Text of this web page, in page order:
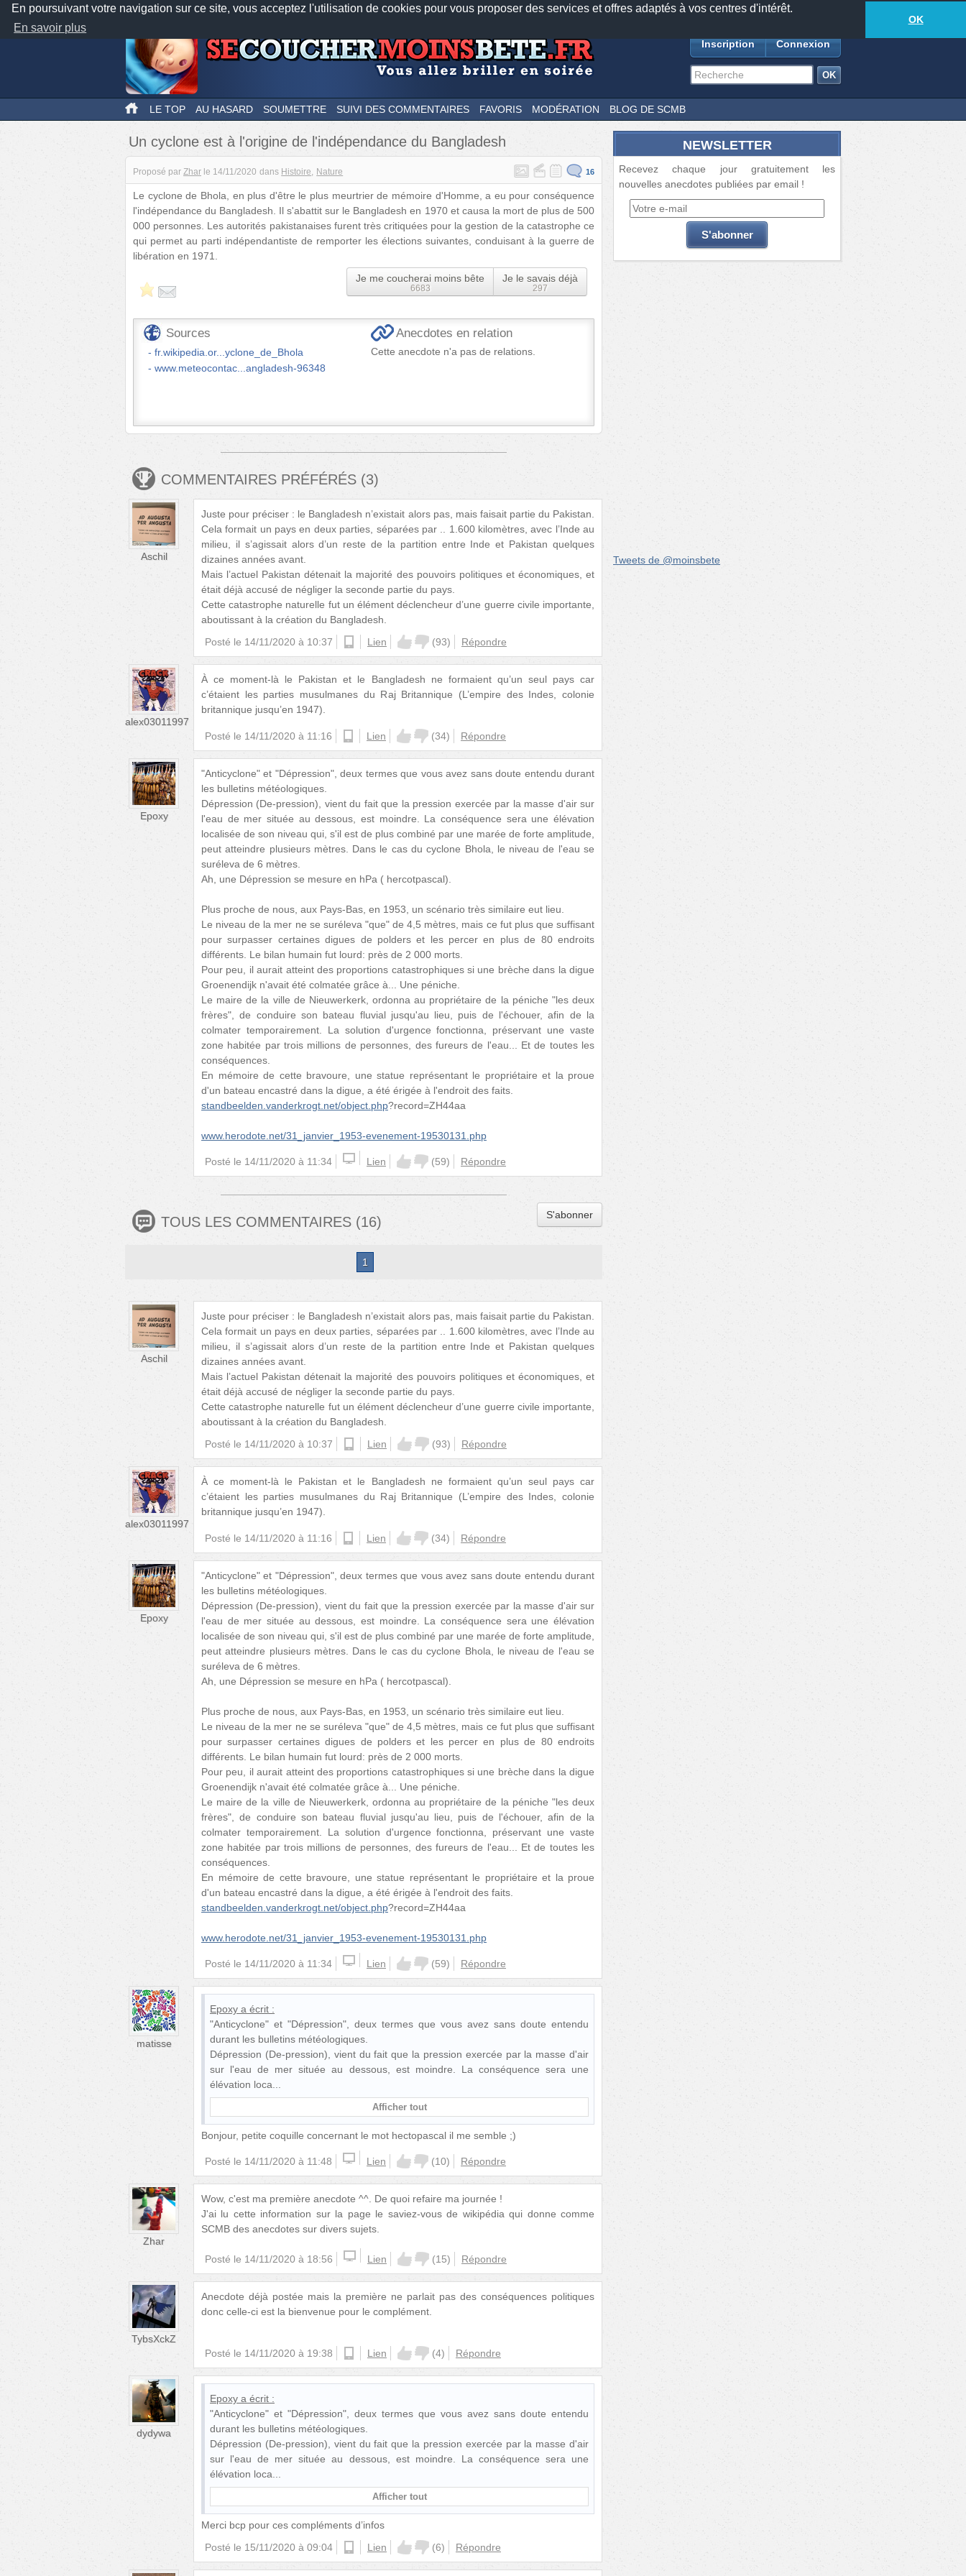
En poursuivant votre navigation sur ce site, vous acceptez l'utilisation de cookies pour vous proposer des services et offres adaptés à vos centres d'intérêt.
En savoir plus
OK
Nos applications mobiles Newsletter Facebook
TwitterFeeds18877anecdotes-392lecteurs connectés
Inscription Connexion
LE TOP AU HASARD SOUMETTRE SUIVI DES COMMENTAIRES FAVORIS MODÉRATION BLOG DE SCMB
Un cyclone est à l'origine de l'indépendance du Bangladesh
Proposé par Zhar le 14/11/2020 dans Histoire Nature 16
Le cyclone de Bhola, en plus d'être le plus meurtrier de mémoire d'Homme, a eu pour conséquence
l'indépendance du Bangladesh. Il s'abattit sur le Bangladesh en 1970 et causa la mort de plus de 500
000 personnes. Les autorités pakistanaises furent très critiquées pour la gestion de la catastrophe ce
qui permet au parti indépendantiste de remporter les élections suivantes, conduisant à la guerre de
libération en 1971.
Je me coucherai moins bête
6683
Je le savais déjà
297
Sources
fr.wikipedia.or...yclone_de_Bhola
www.meteocontac...angladesh-96348
Anecdotes en relation
Cette anecdote n'a pas de relations.
COMMENTAIRES PRÉFÉRÉS (3)
Aschil
Juste pour préciser : le Bangladesh n’existait alors pas, mais faisait partie du Pakistan.
Cela formait un pays en deux parties, séparées par .. 1.600 kilomètres, avec l’Inde au
milieu, il s’agissait alors d’un reste de la partition entre Inde et Pakistan quelques
dizaines années avant.
Mais l’actuel Pakistan détenait la majorité des pouvoirs politiques et économiques, et
était déjà accusé de négliger la seconde partie du pays.
Cette catastrophe naturelle fut un élément déclencheur d’une guerre civile importante,
aboutissant à la création du Bangladesh.
Posté le 14/11/2020 à 10:37 Lien (93) Répondre
alex03011997
À ce moment-là le Pakistan et le Bangladesh ne formaient qu’un seul pays car
c’étaient les parties musulmanes du Raj Britannique (L’empire des Indes, colonie
britannique jusqu’en 1947).
Posté le 14/11/2020 à 11:16 Lien (34) Répondre
Epoxy
"Anticyclone" et "Dépression", deux termes que vous avez sans doute entendu durant
les bulletins météologiques.
Dépression (De-pression), vient du fait que la pression exercée par la masse d'air sur
l'eau de mer située au dessous, est moindre. La conséquence sera une élévation
localisée de son niveau qui, s'il est de plus combiné par une marée de forte amplitude,
peut atteindre plusieurs mètres. Dans le cas du cyclone Bhola, le niveau de l'eau se
suréleva de 6 mètres.
Ah, une Dépression se mesure en hPa ( hercotpascal).
Plus proche de nous, aux Pays-Bas, en 1953, un scénario très similaire eut lieu.
Le niveau de la mer ne se suréleva "que" de 4,5 mètres, mais ce fut plus que suffisant
pour surpasser certaines digues de polders et les percer en plus de 80 endroits
différents. Le bilan humain fut lourd: près de 2 000 morts.
Pour peu, il aurait atteint des proportions catastrophiques si une brèche dans la digue
Groenendijk n'avait été colmatée grâce à... Une péniche.
Le maire de la ville de Nieuwerkerk, ordonna au propriétaire de la péniche "les deux
frères", de conduire son bateau fluvial jusqu'au lieu, puis de l'échouer, afin de la
colmater temporairement. La solution d'urgence fonctionna, préservant une vaste
zone habitée par trois millions de personnes, des fureurs de l'eau... Et de toutes les
conséquences.
En mémoire de cette bravoure, une statue représentant le propriétaire et la proue
d'un bateau encastré dans la digue, a été érigée à l'endroit des faits.
standbeelden.vanderkrogt.net/object.php?record=ZH44aa
www.herodote.net/31_janvier_1953-evenement-19530131.php
Posté le 14/11/2020 à 11:34 Lien (59) Répondre
TOUS LES COMMENTAIRES (16) S'abonner
1
Aschil
Juste pour préciser : le Bangladesh n’existait alors pas, mais faisait partie du Pakistan.
Cela formait un pays en deux parties, séparées par .. 1.600 kilomètres, avec l’Inde au
milieu, il s’agissait alors d’un reste de la partition entre Inde et Pakistan quelques
dizaines années avant.
Mais l’actuel Pakistan détenait la majorité des pouvoirs politiques et économiques, et
était déjà accusé de négliger la seconde partie du pays.
Cette catastrophe naturelle fut un élément déclencheur d’une guerre civile importante,
aboutissant à la création du Bangladesh.
Posté le 14/11/2020 à 10:37 Lien (93) Répondre
alex03011997
À ce moment-là le Pakistan et le Bangladesh ne formaient qu’un seul pays car
c’étaient les parties musulmanes du Raj Britannique (L’empire des Indes, colonie
britannique jusqu’en 1947).
Posté le 14/11/2020 à 11:16 Lien (34) Répondre
Epoxy
"Anticyclone" et "Dépression", deux termes que vous avez sans doute entendu durant
les bulletins météologiques.
Dépression (De-pression), vient du fait que la pression exercée par la masse d'air sur
l'eau de mer située au dessous, est moindre. La conséquence sera une élévation
localisée de son niveau qui, s'il est de plus combiné par une marée de forte amplitude,
peut atteindre plusieurs mètres. Dans le cas du cyclone Bhola, le niveau de l'eau se
suréleva de 6 mètres.
Ah, une Dépression se mesure en hPa ( hercotpascal).
Plus proche de nous, aux Pays-Bas, en 1953, un scénario très similaire eut lieu.
Le niveau de la mer ne se suréleva "que" de 4,5 mètres, mais ce fut plus que suffisant
pour surpasser certaines digues de polders et les percer en plus de 80 endroits
différents. Le bilan humain fut lourd: près de 2 000 morts.
Pour peu, il aurait atteint des proportions catastrophiques si une brèche dans la digue
Groenendijk n'avait été colmatée grâce à... Une péniche.
Le maire de la ville de Nieuwerkerk, ordonna au propriétaire de la péniche "les deux
frères", de conduire son bateau fluvial jusqu'au lieu, puis de l'échouer, afin de la
colmater temporairement. La solution d'urgence fonctionna, préservant une vaste
zone habitée par trois millions de personnes, des fureurs de l'eau... Et de toutes les
conséquences.
En mémoire de cette bravoure, une statue représentant le propriétaire et la proue
d'un bateau encastré dans la digue, a été érigée à l'endroit des faits.
standbeelden.vanderkrogt.net/object.php?record=ZH44aa
www.herodote.net/31_janvier_1953-evenement-19530131.php
Posté le 14/11/2020 à 11:34 Lien (59) Répondre
matisse
Epoxy a écrit :
"Anticyclone" et "Dépression", deux termes que vous avez sans doute entendu
durant les bulletins météologiques.
Dépression (De-pression), vient du fait que la pression exercée par la masse d'air
sur l'eau de mer située au dessous, est moindre. La conséquence sera une
élévation loca
Afficher tout
Bonjour, petite coquille concernant le mot hectopascal il me semble ;)
Posté le 14/11/2020 à 11:48 Lien (10) Répondre
Zhar
Wow, c'est ma première anecdote ^^. De quoi refaire ma journée !
J'ai lu cette information sur la page le saviez-vous de wikipédia qui donne comme
SCMB des anecdotes sur divers sujets.
Posté le 14/11/2020 à 18:56 Lien (15) Répondre
TybsXckZ
Anecdote déjà postée mais la première ne parlait pas des conséquences politiques
donc celle-ci est la bienvenue pour le complément.
Posté le 14/11/2020 à 19:38 Lien (4) Répondre
dydywa
Epoxy a écrit :
"Anticyclone" et "Dépression", deux termes que vous avez sans doute entendu
durant les bulletins météologiques.
Dépression (De-pression), vient du fait que la pression exercée par la masse d'air
sur l'eau de mer située au dessous, est moindre. La conséquence sera une
élévation loca
Afficher tout
Merci bcp pour ces compléments d’infos
Posté le 15/11/2020 à 09:04 ios Lien (6) Répondre
NEWSLETTER
Recevez chaque jour gratuitement les
nouvelles anecdotes publiées par email !
Tweets de @moinsbete